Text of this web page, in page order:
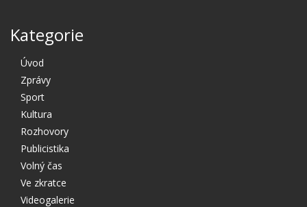
Kategorie
Úvod
Zprávy
Sport
Kultura
Rozhovory
Publicistika
Volný čas
Ve zkratce
Videogalerie